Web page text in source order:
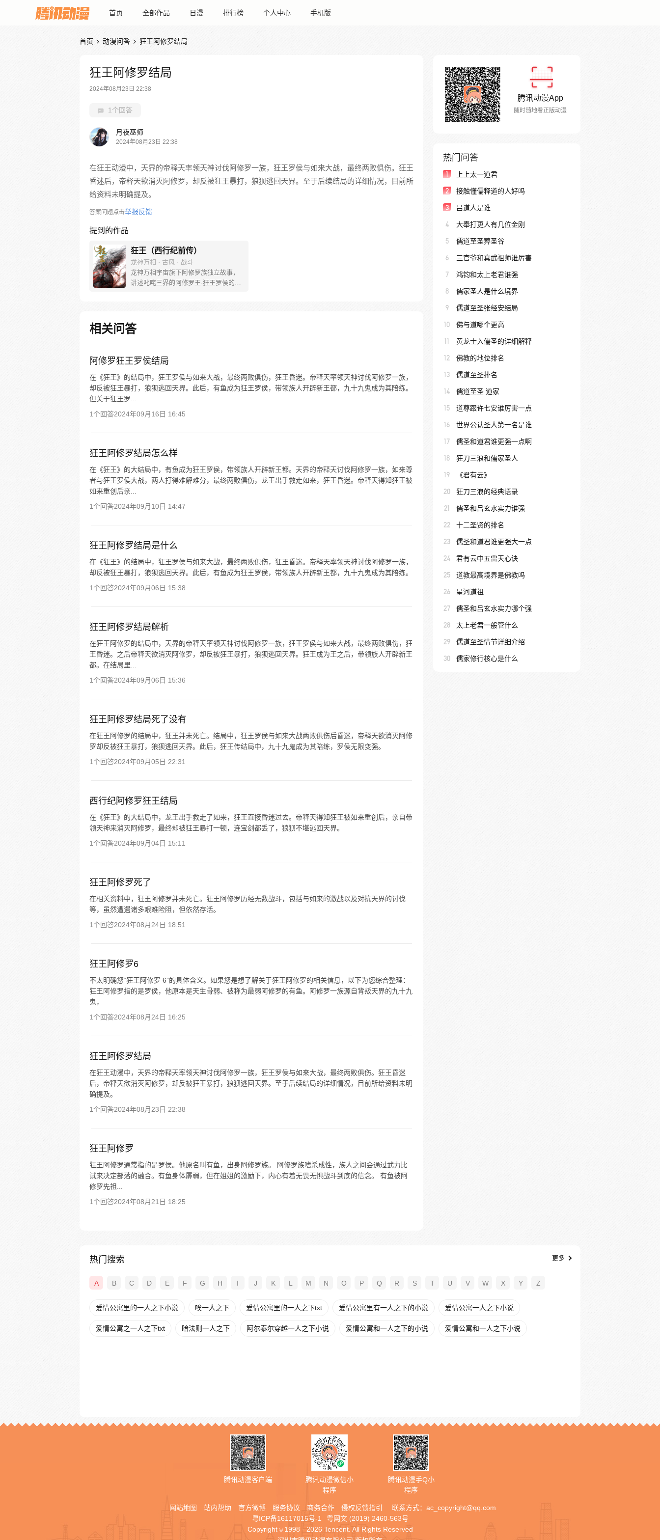
首页 全部作品 日漫 排行榜 个人中心 手机版
首页  动漫问答  狂王阿修罗结局
狂王阿修罗结局
2024年08月23日 22:38
1个回答
月夜巫师
2024年08月23日 22:38
在狂王动漫中，天界的帝释天率领天神讨伐阿修罗一族，狂王罗侯与如来大战，最终两败俱伤。狂王
昏迷后，帝释天欲消灭阿修罗，却反被狂王暴打，狼狈逃回天界。至于后续结局的详细情况，目前所
给资料未明确提及。
答案问题点击举报反馈
提到的作品
狂王（西行纪前传）
龙神万相 · 古风 · 战斗
龙神万相宇宙旗下阿修罗族独立故事，
讲述叱咤三界的阿修罗王·狂王罗侯的称
亡与重生，蜕变的少年有鱼最终背负挚
友的信念成为阿修罗王—狂王，更名罗
发，少年新王能否担起重任
相关问答
阿修罗狂王罗侯结局
在《狂王》的结局中，狂王罗侯与如来大战，最终两败俱伤，狂王昏迷。帝释天率领天神讨伐阿修罗一族，
却反被狂王暴打，狼狈逃回天界。此后，有鱼成为狂王罗侯，带领族人开辟新王都，九十九鬼成为其陪练。
但关于狂王罗...
1个回答2024年09月16日 16:45
狂王阿修罗结局怎么样
在《狂王》的大结局中，有鱼成为狂王罗侯，带领族人开辟新王都。天界的帝释天讨伐阿修罗一族，如来尊
者与狂王罗侯大战，两人打得难解难分，最终两败俱伤，龙王出手救走如来，狂王昏迷。帝释天得知狂王被
如来重创后亲...
1个回答2024年09月10日 14:47
狂王阿修罗结局是什么
在《狂王》的结局中，狂王罗侯与如来大战，最终两败俱伤，狂王昏迷。帝释天率领天神讨伐阿修罗一族，
却反被狂王暴打，狼狈逃回天界。此后，有鱼成为狂王罗侯，带领族人开辟新王都，九十九鬼成为其陪练。
1个回答2024年09月06日 15:38
狂王阿修罗结局解析
在狂王阿修罗的结局中，天界的帝释天率领天神讨伐阿修罗一族，狂王罗侯与如来大战，最终两败俱伤，狂
王昏迷。之后帝释天欲消灭阿修罗，却反被狂王暴打，狼狈逃回天界。狂王成为王之后，带领族人开辟新王
都。在结局里...
1个回答2024年09月06日 15:36
狂王阿修罗结局死了没有
在狂王阿修罗的结局中，狂王并未死亡。结局中，狂王罗侯与如来大战两败俱伤后昏迷，帝释天欲消灭阿修
罗却反被狂王暴打，狼狈逃回天界。此后，狂王传结局中，九十九鬼成为其陪练，罗侯无限变强。
1个回答2024年09月05日 22:31
西行纪阿修罗狂王结局
在《狂王》的大结局中，龙王出手救走了如来，狂王直接昏迷过去。帝释天得知狂王被如来重创后，亲自带
领天神来消灭阿修罗，最终却被狂王暴打一顿，连宝剑都丢了，狼狈不堪逃回天界。
1个回答2024年09月04日 15:11
狂王阿修罗死了
在相关资料中，狂王阿修罗并未死亡。狂王阿修罗历经无数战斗，包括与如来的激战以及对抗天界的讨伐
等，虽然遭遇诸多艰难险阻，但依然存活。
1个回答2024年08月24日 18:51
狂王阿修罗6
不太明确您“狂王阿修罗 6”的具体含义。如果您是想了解关于狂王阿修罗的相关信息，以下为您综合整理：
狂王阿修罗指的是罗侯，他原本是天生骨弱、被称为最弱阿修罗的有鱼。阿修罗一族源自背叛天界的九十九
鬼，...
1个回答2024年08月24日 16:25
狂王阿修罗结局
在狂王动漫中，天界的帝释天率领天神讨伐阿修罗一族，狂王罗侯与如来大战，最终两败俱伤。狂王昏迷
后，帝释天欲消灭阿修罗，却反被狂王暴打，狼狈逃回天界。至于后续结局的详细情况，目前所给资料未明
确提及。
1个回答2024年08月23日 22:38
狂王阿修罗
狂王阿修罗通常指的是罗侯。他原名叫有鱼，出身阿修罗族。 阿修罗族嗜杀成性，族人之间会通过武力比
试来决定部落的融合。有鱼身体孱弱，但在姐姐的激励下，内心有着无畏无惧战斗到底的信念。 有鱼被阿
修罗先祖...
1个回答2024年08月21日 18:25
腾讯动漫App
随时随地看正版动漫
热门问答
1 上上太一道君
2 接触懂儒释道的人好吗
3 吕道人是谁
4 大奉打更人有几位金刚
5 儒道至圣葬圣谷
6 三官爷和真武祖师谁厉害
7 鸿钧和太上老君谁强
8 儒家圣人是什么境界
9 儒道至圣张经安结局
10 佛与道哪个更高
11 黄龙士入儒圣的详细解释
12 佛教的地位排名
13 儒道至圣排名
14 儒道至圣 道家
15 道尊跟许七安谁厉害一点
16 世界公认圣人第一名是谁
17 儒圣和道君谁更强一点啊
18 狂刀三浪和儒家圣人
19 《君有云》
20 狂刀三浪的经典语录
21 儒圣和吕玄水实力谁强
22 十二圣贤的排名
23 儒圣和道君谁更强大一点
24 君有云中五雷天心诀
25 道教最高境界是佛教吗
26 星河道祖
27 儒圣和吕玄水实力哪个强
28 太上老君一般管什么
29 儒道至圣情节详细介绍
30 儒家修行核心是什么
热门搜索 更多
A B C D E F G H I J K L M N O P Q R S T U V W X Y Z
爱情公寓里的一人之下小说 唉一人之下 爱情公寓里的一人之下txt 爱情公寓里有一人之下的小说 爱情公寓一人之下小说
爱情公寓之一人之下txt 暗法则一人之下 阿尔泰尔穿越一人之下小说 爱情公寓和一人之下的小说 爱情公寓和一人之下小说
腾讯动漫客户端
腾讯动漫微信小
程序
腾讯动漫手Q小
程序
网站地图 站内帮助 官方微博 服务协议 商务合作 侵权反馈指引 联系方式： ac_copyright@qq.com
粤ICP备16117015号-1
粤网文 (2019) 2460-563号
Copyright © 1998 - 2026 Tencent. All Rights Reserved